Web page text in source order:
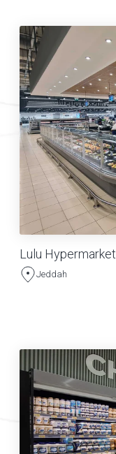
Lulu Hypermarket
Jeddah